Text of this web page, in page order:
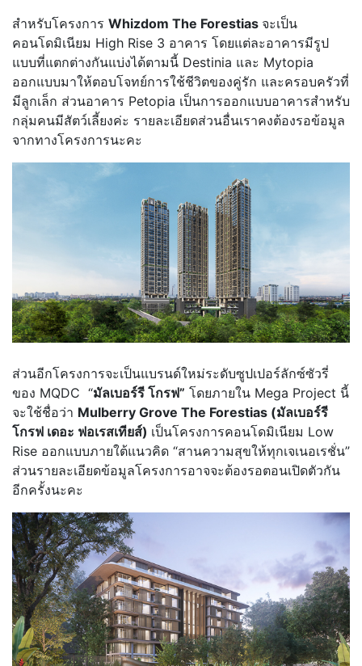
สำหรับโครงการ Whizdom The Forestias จะเป็น
คอนโดมิเนียม High Rise 3 อาคาร โดยแต่ละอาคารมีรูป
แบบที่แตกต่างกันแบ่งได้ตามนี้ Destinia และ Mytopia
ออกแบบมาให้ตอบโจทย์การใช้ชีวิตของคู่รัก และครอบครัวที่
มีลูกเล็ก ส่วนอาคาร Petopia เป็นการออกแบบอาคารสำหรับ
กลุ่มคนมีสัตว์เลี้ยงค่ะ รายละเอียดส่วนอื่นเราคงต้องรอข้อมูล
จากทางโครงการนะคะ
ส่วนอีกโครงการจะเป็นแบรนด์ใหม่ระดับซูปเปอร์ลักซ์ซัวรี่
ของ MQDC “มัลเบอร์รี โกรฟ” โดยภายใน Mega Project นี้
จะใช้ชื่อว่า Mulberry Grove The Forestias (มัลเบอร์รี
โกรฟ เดอะ ฟอเรสเทียส์) เป็นโครงการคอนโดมิเนียม Low
Rise ออกแบบภายใต้แนวคิด “สานความสุขให้ทุกเจเนอเรชั่น”
ส่วนรายละเอียดข้อมูลโครงการอาจจะต้องรอตอนเปิดตัวกัน
อีกครั้งนะคะ